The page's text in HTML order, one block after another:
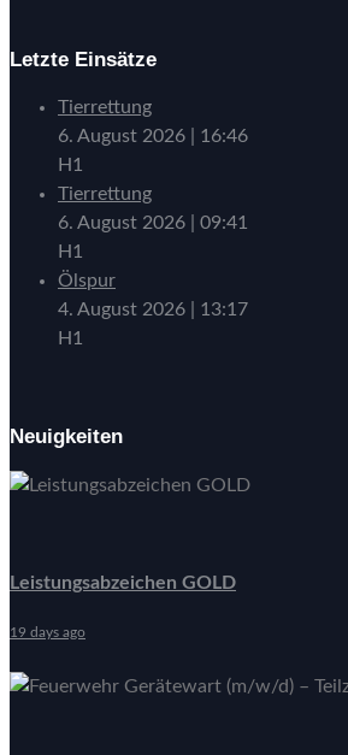
Letzte Einsätze
Tierrettung
6. August 2026
16:46
H1
Tierrettung
6. August 2026
09:41
H1
Ölspur
4. August 2026
13:17
H1
Neuigkeiten
Leistungsabzeichen GOLD
19 days ago